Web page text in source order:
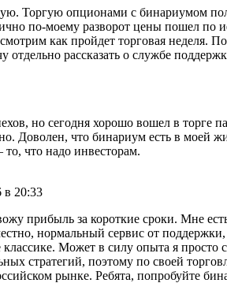
Торгую опционами с бинариумом
по-моему разворот цены пошел по
как пройдет торговая неделя.
рассказать о службе
но сегодня хорошо вошел в торге
Доволен, что бинариум есть в
что надо инвесторам.
в 20:33
прибыль за короткие сроки. Мне
нормальный сервис от
классике. Может в силу опыта я
стратегий, поэтому по своей
рынке. Ребята, попробуйте